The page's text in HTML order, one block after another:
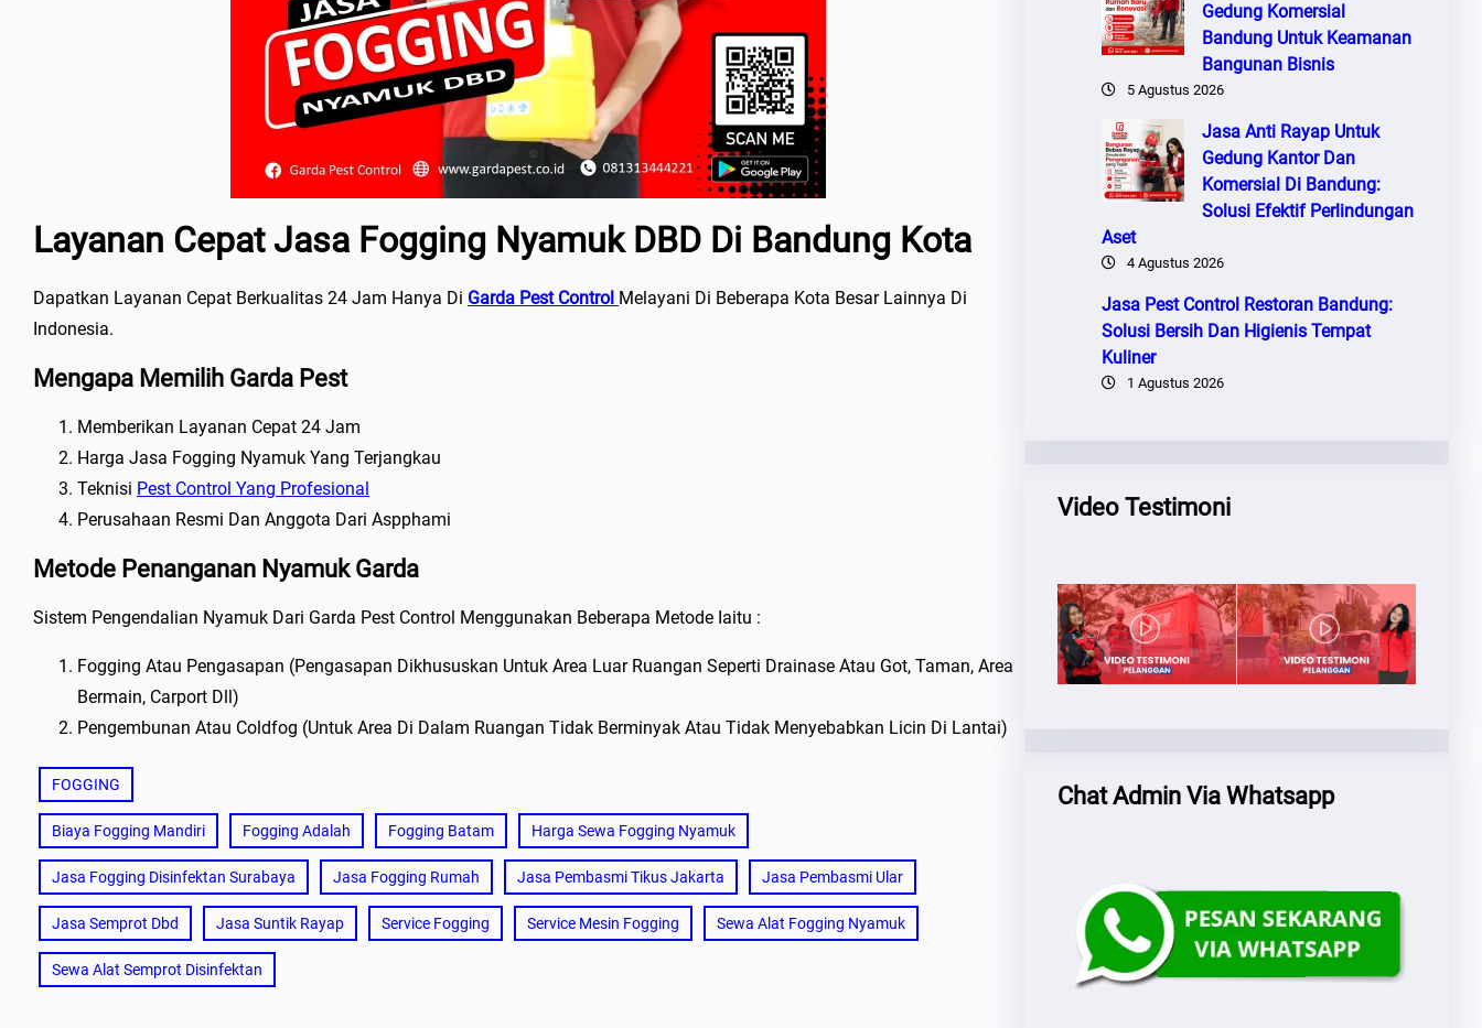
Layanan Cepat Jasa Fogging Nyamuk DBD Di Bandung Kota
Dapatkan Layanan Cepat Berkualitas 24 Jam Hanya Di Garda Pest Control Melayani Di Beberapa Kota Besar Lainnya Di
Indonesia.
Mengapa Memilih Garda Pest
Memberikan Layanan Cepat 24 Jam
Harga Jasa Fogging Nyamuk Yang Terjangkau
Teknisi Pest Control Yang Profesional
Perusahaan Resmi Dan Anggota Dari Aspphami
Metode Penanganan Nyamuk Garda
Sistem Pengendalian Nyamuk Dari Garda Pest Control Menggunakan Beberapa Metode Iaitu :
Fogging Atau Pengasapan (pengasapan Dikhususkan Untuk Area Luar Ruangan Seperti Drainase Atau Got, Taman, Area
Bermain, Carport Dll)
Pengembunan Atau Coldfog (untuk Area Di Dalam Ruangan Tidak Berminyak Atau Tidak Menyebabkan Licin Di Lantai)
FOGGING
Biaya Fogging Mandiri Fogging Adalah Fogging Batam Harga Sewa Fogging Nyamuk
Jasa Fogging Disinfektan Surabaya Jasa Fogging Rumah Jasa Pembasmi Tikus Jakarta Jasa Pembasmi Ular
Jasa Semprot Dbd Jasa Suntik Rayap Service Fogging Service Mesin Fogging Sewa Alat Fogging Nyamuk
Sewa Alat Semprot Disinfektan
Gedung Komersial
Bandung Untuk Keamanan
Bangunan Bisnis
5 Agustus 2026
Jasa Anti Rayap Untuk
Gedung Kantor Dan
Komersial Di Bandung:
Solusi Efektif Perlindungan
Aset
4 Agustus 2026
Jasa Pest Control Restoran Bandung:
Solusi Bersih Dan Higienis Tempat
Kuliner
1 Agustus 2026
Video Testimoni
Chat Admin Via Whatsapp